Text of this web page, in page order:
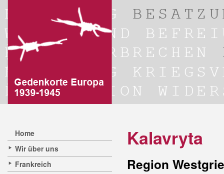
Home
Wir über uns
Frankreich
Kalavryta
Region